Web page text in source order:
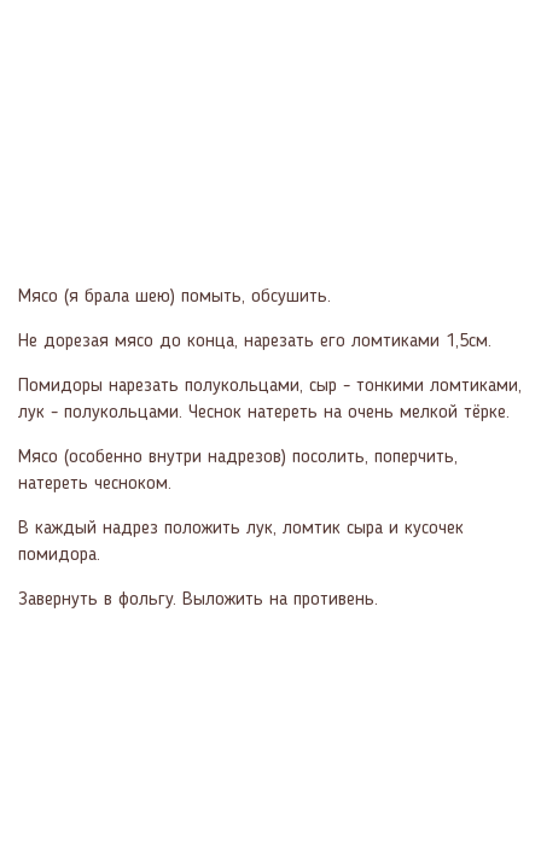
Мясо (я брала шею) помыть, обсушить.
Не дорезая мясо до конца, нарезать его ломтиками 1,5см.
Помидоры нарезать полукольцами, сыр - тонкими ломтиками,
лук - полукольцами. Чеснок натереть на очень мелкой тёрке.
Мясо (особенно внутри надрезов) посолить, поперчить,
натереть чесноком.
В каждый надрез положить лук, ломтик сыра и кусочек
помидора.
Завернуть в фольгу. Выложить на противень.